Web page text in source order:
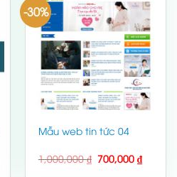
-30%
Mẫu web tin tức 04
1,000,000₫ Giá
gốc
700,000 ₫Giá
hiện